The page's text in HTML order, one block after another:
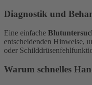
Diagnostik und
Eine einfache
entscheidenden Hinweise,
oder
Warum schnelles